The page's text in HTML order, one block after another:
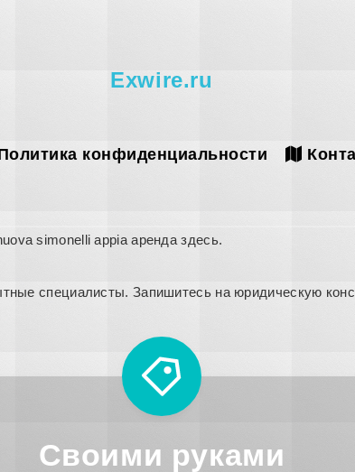
Exwire.ru
конфиденциальности
simonelli appia арендаздесь.
специалисты. Запишитесь на юридическую
Своими руками